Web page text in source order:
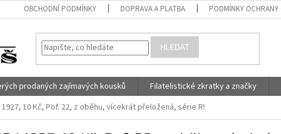
OBCHODNÍ PODMÍNKY DOPRAVA A PLATBA PODMÍNKY OCHRANY
HLEDAT
prodaných zajímavých kousků Filatelistické zkratky a značky
1927, 10 Kč, Pof. 22, z oběhu, vícekrát přeložená, série R!